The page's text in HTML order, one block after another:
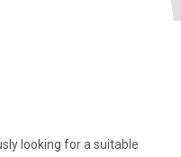
looking for a suitable